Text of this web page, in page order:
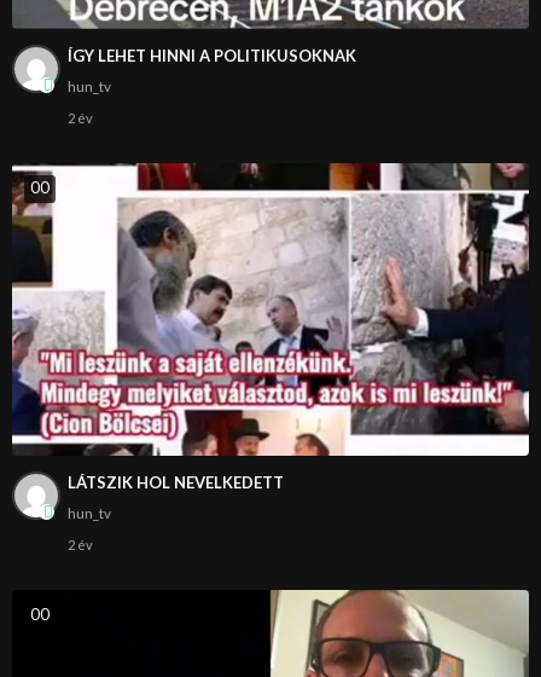
ÍGY LEHET HINNI A POLITIKUSOKNAK
hun_tv
2 év
00
LÁTSZIK HOL NEVELKEDETT
hun_tv
2 év
00